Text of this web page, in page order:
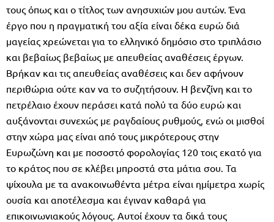
τους όπως και ο τίτλος των ανησυχιών μου αυτών. Ένα
έργο που η πραγματική του αξία είναι δέκα ευρώ διά
μαγείας χρεώνεται για το ελληνικό δημόσιο στο τριπλάσιο
και βεβαίως βεβαίως με απευθείας αναθέσεις έργων.
Βρήκαν και τις απευθείας αναθέσεις και δεν αφήνουν
περιθώρια ούτε καν να το συζητήσουν. Η βενζίνη και το
πετρέλαιο έχουν περάσει κατά πολύ τα δύο ευρώ και
αυξάνονται συνεχώς με ραγδαίους ρυθμούς, ενώ οι μισθοί
στην χώρα μας είναι από τους μικρότερους στην
Ευρωζώνη και με ποσοστό φορολογίας 120 τοις εκατό για
το κράτος που σε κλέβει μπροστά στα μάτια σου. Τα
ψίχουλα με τα ανακοινωθέντα μέτρα είναι ημίμετρα χωρίς
ουσία και αποτέλεσμα και έγιναν καθαρά για
επικοινωνιακούς λόγους. Αυτοί έχουν τα δικά τους